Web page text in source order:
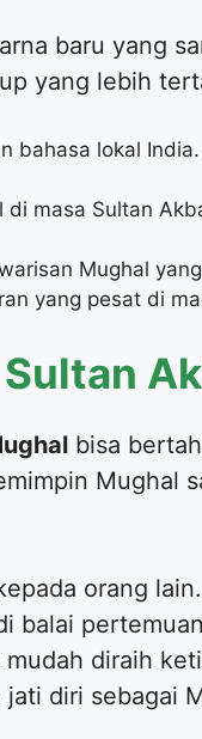
baru yang
yang lebih
bahasa lokal
masa Sultan
Mughal
yang pesat di
bisa
Mughal
orang
balai
diraih
diri sebagai